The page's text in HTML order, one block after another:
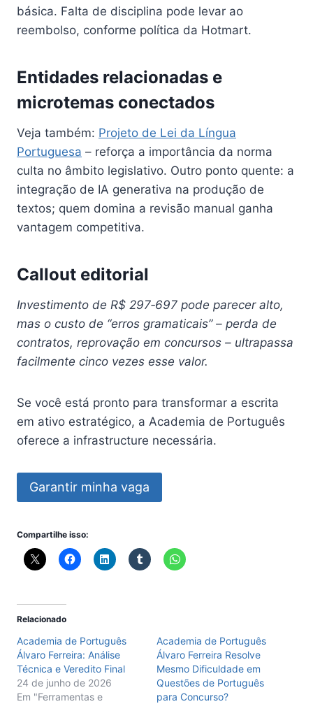
básica. Falta de disciplina pode levar ao
reembolso, conforme política da Hotmart.
Entidades relacionadas e
microtemas conectados
Veja também: Projeto de Lei da Língua
Portuguesa – reforça a importância da norma
culta no âmbito legislativo. Outro ponto quente: a
integração de IA generativa na produção de
textos; quem domina a revisão manual ganha
vantagem competitiva.
Callout editorial
Investimento de R$ 297‑697 pode parecer alto,
mas o custo de “erros gramaticais” – perda de
contratos, reprovação em concursos – ultrapassa
facilmente cinco vezes esse valor.
Se você está pronto para transformar a escrita
em ativo estratégico, a Academia de Português
oferece a infrastructure necessária.
Garantir minha vaga
Compartilhe isso:
Relacionado
Academia de Português
Álvaro Ferreira: Análise
Técnica e Veredito Final
24 de junho de 2026
Em "Ferramentas e
Academia de Português
Álvaro Ferreira Resolve
Mesmo Dificuldade em
Questões de Português
para Concurso?